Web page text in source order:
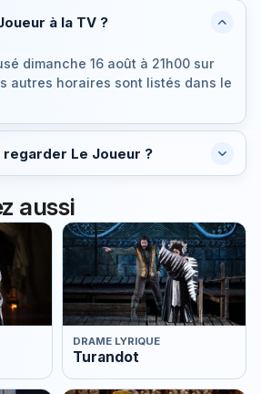
à la TV ?
dimanche 16 août à 21h00 sur
autres horaires sont listés dans le
regarder Le Joueur ?
aussi
DRAME LYRIQUE
Turandot